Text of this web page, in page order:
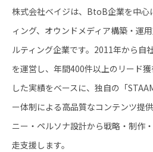
株式会社ベイジは、BtoB企業を中心
ィング、オウンドメディア構築・運
ルティング企業です。2011年から自
を運営し、年間400件以上のリード
した実績をベースに、独自の「
ー体制による高品質なコンテンツ提
ニー・ペルソナ設計から戦略・制作
走支援します。